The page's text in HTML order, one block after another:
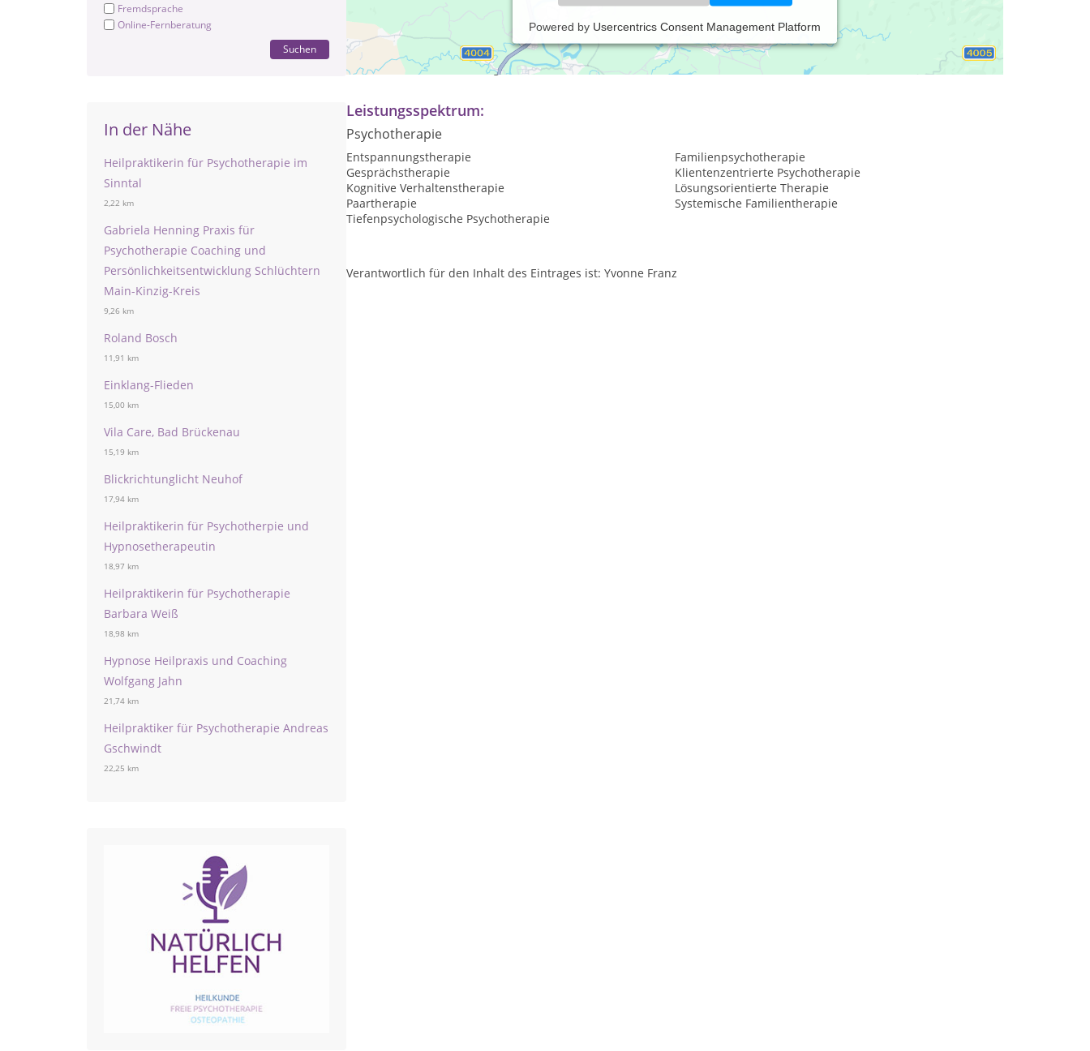
Fremdsprache
Online-Fernberatung
Suchen
In der Nähe
Heilpraktikerin für Psychotherapie im
Sinntal
2,22 km
Gabriela Henning Praxis für
Psychotherapie Coaching und
Persönlichkeitsentwicklung Schlüchtern
Main-Kinzig-Kreis
9,26 km
Roland Bosch
11,91 km
Einklang-Flieden
15,00 km
Vila Care, Bad Brückenau
15,19 km
Blickrichtunglicht Neuhof
17,94 km
Heilpraktikerin für Psychotherpie und
Hypnosetherapeutin
18,97 km
Heilpraktikerin für Psychotherapie
Barbara Weiß
18,98 km
Hypnose Heilpraxis und Coaching
Wolfgang Jahn
21,74 km
Heilpraktiker für Psychotherapie Andreas
Gschwindt
22,25 km
Powered by Usercentrics Consent Management Platform
Praxiszeiten:
Termine nach Vereinbarung
Leistungsspektrum:
Psychotherapie
Entspannungstherapie
Familienpsychotherapie
Gesprächstherapie
Klientenzentrierte Psychotherapie
Kognitive Verhaltenstherapie
Lösungsorientierte Therapie
Paartherapie
Systemische Familientherapie
Tiefenpsychologische Psychotherapie
Verantwortlich für den Inhalt des Eintrages ist: Yvonne Franz